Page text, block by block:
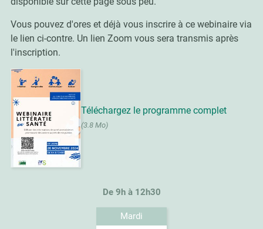
Vous pouvez d'ores et déjà vous inscrire à ce webinaire via
le lien ci-contre. Un lien Zoom vous sera transmis après
l'inscription.
Téléchargez le programme complet
(3.8 Mo)
De 9h à 12h30
Mardi